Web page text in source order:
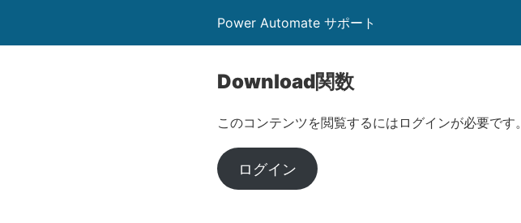
Power Automate サポート
Download関数
このコンテンツを閲覧するにはログインが必要です。
ログイン